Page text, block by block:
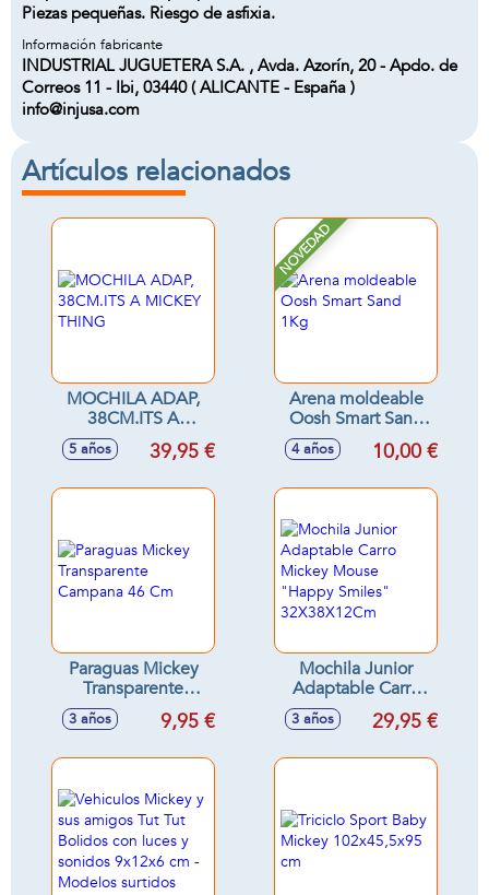
Piezas pequeñas. Riesgo de asfixia.
Información fabricante
INDUSTRIAL JUGUETERA S.A. , Avda. Azorín, 20 - Apdo. de
Correos 11 - Ibi, 03440 ( ALICANTE - España )
info@injusa.com
Artículos relacionados
MOCHILA ADAP,
38CM.ITS A
MICKEY THING
5 años 39,95 €
NOVEDAD
Arena moldeable
Oosh Smart Sand
1Kg
4 años 10,00 €
Paraguas Mickey
Transparente
Campana 46 Cm
3 años 9,95 €
Mochila Junior
Adaptable Carro
Mickey Mouse
"Happy Smiles"
3 años 29,95 €